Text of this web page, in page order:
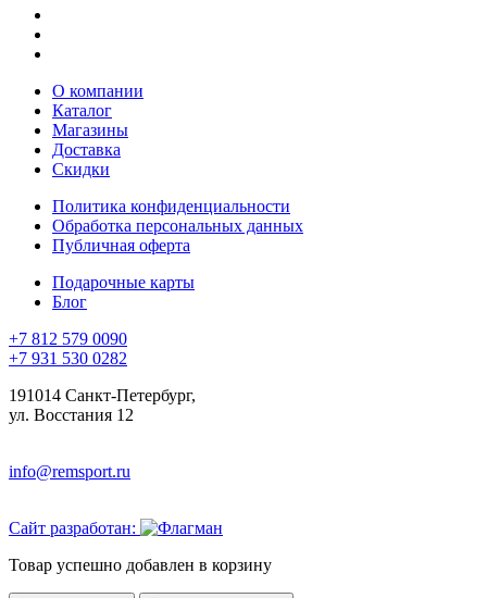
О компании
Каталог
Магазины
Доставка
Скидки
Политика конфиденциальности
Обработка персональных данных
Публичная оферта
Подарочные карты
Блог
+7 812 579 0090
+7 931 530 0282
191014 Санкт-Петербург,
ул. Восстания 12
info@remsport.ru
Сайт разработан:
Товар успешно добавлен в корзину